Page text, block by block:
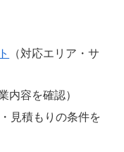
（対応エリア・サ
内容を確認）
見積もりの条件を